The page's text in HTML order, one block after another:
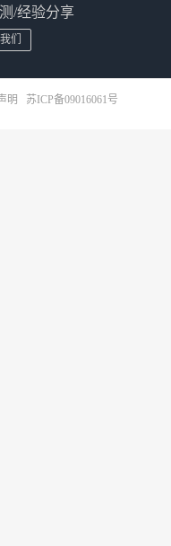
/经验分享
们
明 苏ICP备09016061号